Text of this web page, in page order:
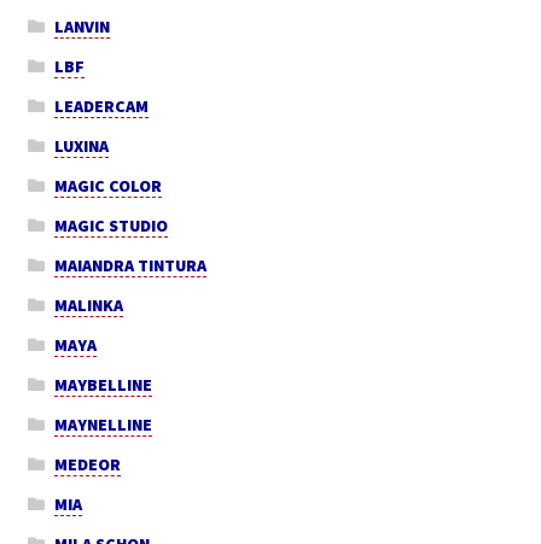
LANVIN
LBF
LEADERCAM
LUXINA
MAGIC COLOR
MAGIC STUDIO
MAIANDRA TINTURA
MALINKA
MAYA
MAYBELLINE
MAYNELLINE
MEDEOR
MIA